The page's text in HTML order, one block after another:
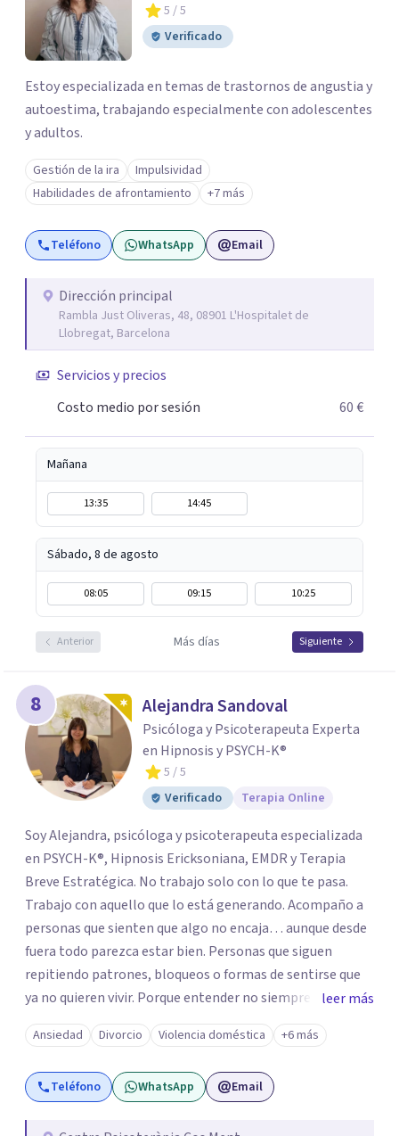
5 / 5
Verificado
Estoy especializada en temas de trastornos de angustia y
autoestima, trabajando especialmente con adolescentes
y adultos.
Gestión de la ira
Impulsividad
Habilidades de afrontamiento
+7 más
Teléfono WhatsApp Email
Dirección principal
Rambla Just Oliveras, 48, 08901 L'Hospitalet de
Llobregat, Barcelona
Servicios y precios
Costo medio por sesión
60 €
Mañana
13:35 14:45
Sábado, 8 de agosto
08:05 09:15 10:25
Anterior Más días Siguiente
8 Alejandra Sandoval
Psicóloga y Psicoterapeuta Experta
en Hipnosis y PSYCH-K®
5 / 5
Verificado
Terapia Online
Soy Alejandra, psicóloga y psicoterapeuta especializada
en PSYCH-K®, Hipnosis Ericksoniana, EMDR y Terapia
Breve Estratégica. No trabajo solo con lo que te pasa.
Trabajo con aquello que lo está generando. Acompaño a
personas que sienten que algo no encaja… aunque desde
fuera todo parezca estar bien. Personas que siguen
repitiendo patrones, bloqueos o formas de sentirse que
ya no quieren vivir. Porque entender no siempre
transforma. Mi enfoque va más allá de la conversación.
Trabajo en los niveles más profundos donde se
construyen las respuestas automáticas que hoy te
limitan: creencias, memorias emocionales y patrones
leer más
Ansiedad Divorcio Violencia doméstica +6 más
Teléfono WhatsApp Email